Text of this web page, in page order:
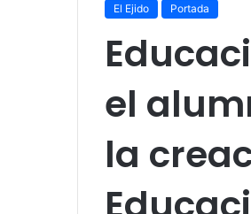
El Ejido Portada
el
la